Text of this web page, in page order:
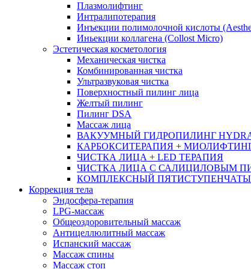
Плазмолифтинг
Интралипотерапия
Инъекции полимолочной кислоты
Иньекции коллагена (Collost Micro)
Эстетическая косметология
Механическая чистка
Комбинированная чистка
Ультразвуковая чистка
Поверхностный пилинг лица
Желтый пилинг
Пилинг DSA
Массаж лица
ВАКУУМНЫЙ ГИДРОПИЛИНГ HYDRA
КАРБОКСИТЕРАПИЯ +
ЧИСТКА ЛИЦА + LED ТЕРАПИЯ
ЧИСТКА ЛИЦА С САЛИЦИЛОВЫМ
КОМПЛЕКСНЫЙ
Коррекция тела
Эндосфера-терапия
LPG-массаж
Общеоздоровительный массаж
Антицеллюлитный массаж
Испанский массаж
Массаж спины
Массаж стоп